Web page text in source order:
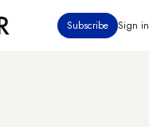
Subscribe Sign in